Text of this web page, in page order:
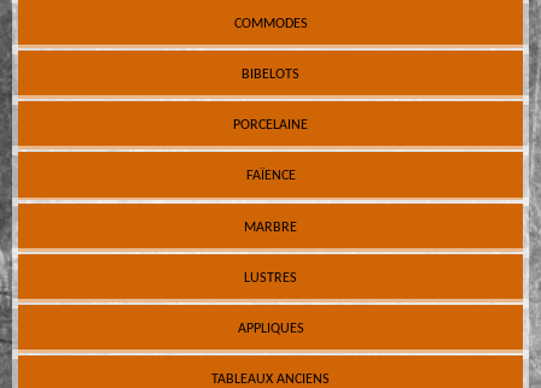
COMMODES
BIBELOTS
PORCELAINE
FAÏENCE
MARBRE
LUSTRES
APPLIQUES
TABLEAUX ANCIENS